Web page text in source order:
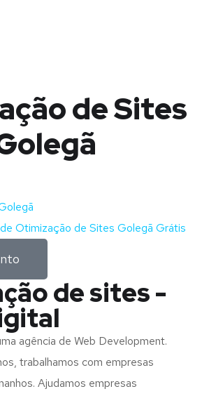
de Sites
Otimização de Sites Golegã Grátis
de sites -
agência de Web Development.
trabalhamos com empresas
Ajudamos empresas